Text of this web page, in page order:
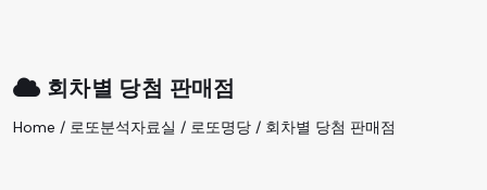
회차별 당첨 판매점
Home / 로또분석자료실 / 로또명당 / 회차별 당첨 판매점
갤러리 & 동영상